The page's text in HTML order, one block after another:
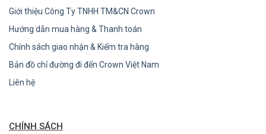
Giới thiệu Công Ty TNHH TM&CN Crown
Hướng dẫn mua hàng & Thanh toán
Chính sách giao nhận & Kiểm tra hàng
Bản đồ chỉ đường đi đến Crown Việt Nam
Liên hệ
CHÍNH SÁCH